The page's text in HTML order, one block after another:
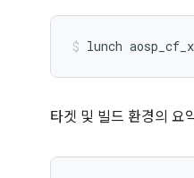
lunch
타겟 및 빌드 환경의 요